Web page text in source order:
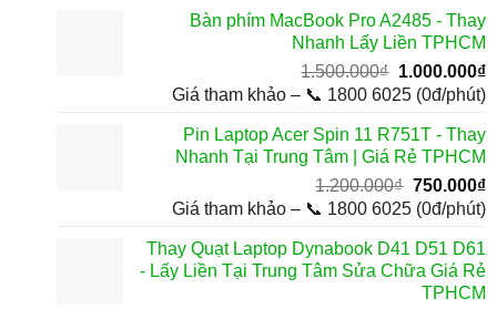
700.000₫.
Bàn phím MacBook Pro A2485 - Thay
Nhanh Lấy Liền TPHCM
1.500.000₫ Giá
gốc
1.500.000₫.
1.000.000₫
Giá tham khảo – 📞 1800 6025 (0đ/phút)
Pin Laptop Acer Spin 11 R751T - Thay
Nhanh Tại Trung Tâm | Giá Rẻ TPHCM
1.200.000₫ Giá
gốc
750.000₫
Giá tham khảo – 📞 1800 6025 (0đ/phút)
Thay Quạt Laptop Dynabook D41 D51 D61
- Lấy Liền Tại Trung Tâm Sửa Chữa Giá Rẻ
TPHCM